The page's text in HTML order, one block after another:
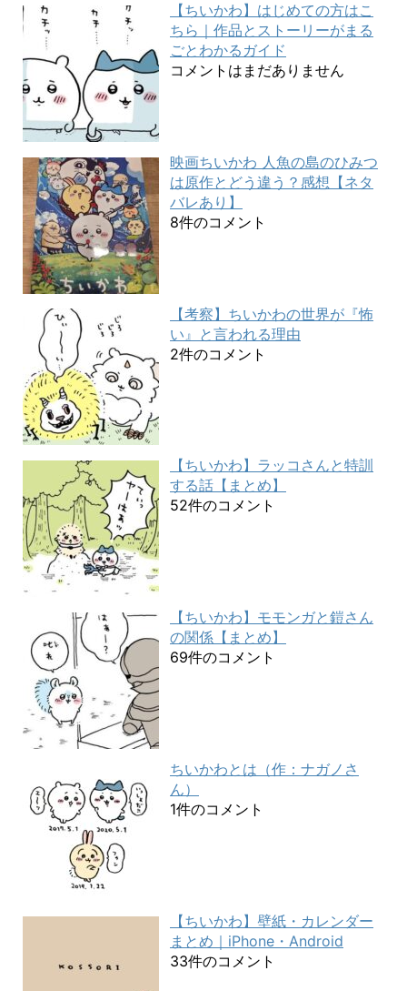
【ちいかわ】はじめての方はこ
ちら｜作品とストーリーがまる
ごとわかるガイド
コメントはまだありません
映画ちいかわ 人魚の島のひみつ
は原作とどう違う？感想【ネタ
バレあり】
8件のコメント
【考察】ちいかわの世界が『怖
い』と言われる理由
2件のコメント
【ちいかわ】ラッコさんと特訓
する話【まとめ】
52件のコメント
【ちいかわ】モモンガと鎧さん
の関係【まとめ】
69件のコメント
ちいかわとは（作：ナガノさ
ん）
1件のコメント
【ちいかわ】壁紙・カレンダー
まとめ｜iPhone・Android
33件のコメント